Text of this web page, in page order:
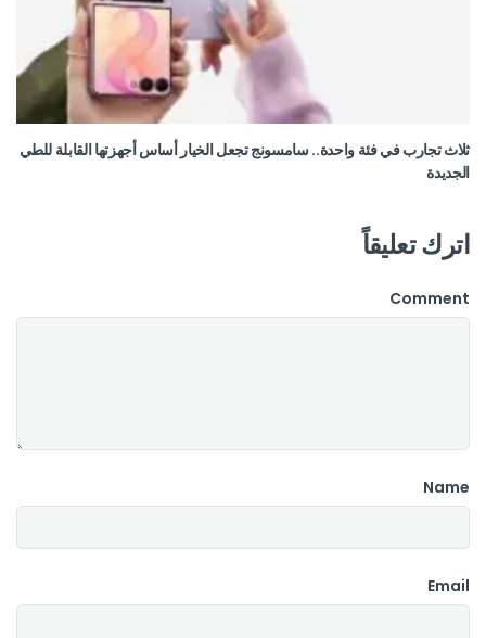
ثلاث تجارب في فئة واحدة.. سامسونج تجعل الخيار أساس أجهزتها القابلة للطي
الجديدة
اترك تعليقاً
Comment
Name
Email